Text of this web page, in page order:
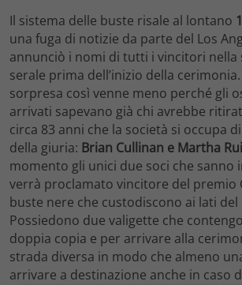
Il sistema delle buste risale al lontano
una fuga di notizie da parte del Los
annunciò i nomi di tutti i vincitori nella
serale prima dell’inizio della
sorpresa così venne meno perché gli
arrivati sapevano già chi avrebbe
circa 83 anni che la società si occupa
della giuria: Brian Cullinan e Martha
momento gli unici due soci che sanno
verrà proclamato vincitore del premio
buste nere che custodiscono ai lati del
Possiedono due valigette che
doppia copia e per arrivare alla
strada diversa in modo che almeno
arrivare a destinazione anche in caso